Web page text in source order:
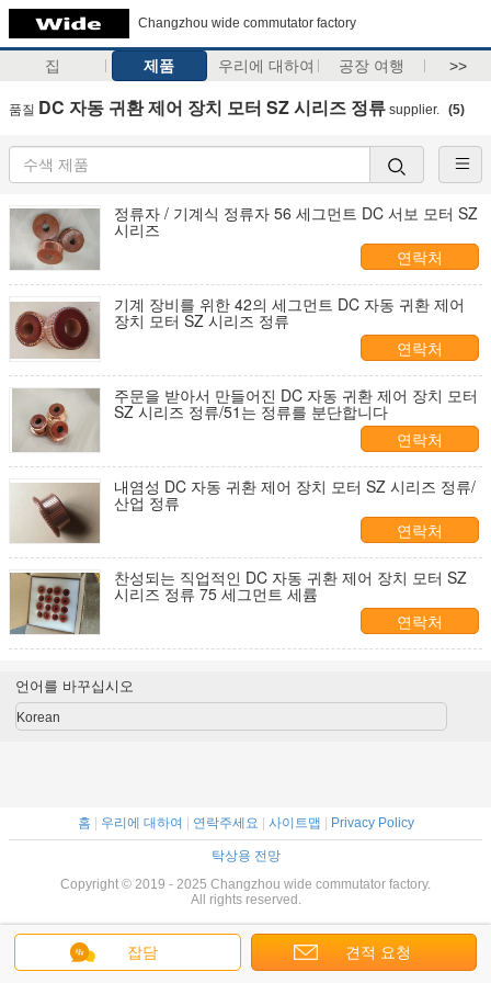
Changzhou wide commutator factory
집 제품 우리에 대하여 공장 여행 >>
품질 DC 자동 귀환 제어 장치 모터 SZ 시리즈 정류 supplier. (5)
정류자 / 기계식 정류자 56 세그먼트 DC 서보 모터 SZ
시리즈
연락처
기계 장비를 위한 42의 세그먼트 DC 자동 귀환 제어
장치 모터 SZ 시리즈 정류
연락처
주문을 받아서 만들어진 DC 자동 귀환 제어 장치 모터
SZ 시리즈 정류/51는 정류를 분단합니다
연락처
내염성 DC 자동 귀환 제어 장치 모터 SZ 시리즈 정류/
산업 정류
연락처
찬성되는 직업적인 DC 자동 귀환 제어 장치 모터 SZ
시리즈 정류 75 세그먼트 세륨
연락처
잡담 견적 요청
언어를 바꾸십시오
Korean
홈 우리에 대하여 연락주세요 사이트맵 Privacy Policy
탁상용 전망
Copyright © 2019 - 2025 Changzhou wide commutator factory.
All rights reserved.